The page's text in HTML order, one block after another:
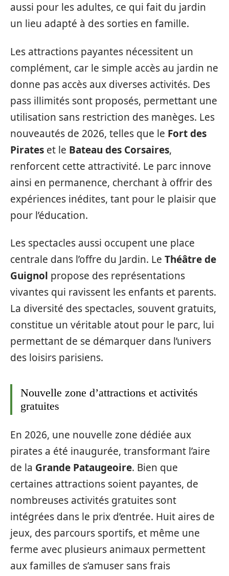
aussi pour les adultes, ce qui fait du jardin
un lieu adapté à des sorties en famille.
Les attractions payantes nécessitent un
complément, car le simple accès au jardin ne
donne pas accès aux diverses activités. Des
pass illimités sont proposés, permettant une
utilisation sans restriction des manèges. Les
nouveautés de 2026, telles que le Fort des
Pirates et le Bateau des Corsaires,
renforcent cette attractivité. Le parc innove
ainsi en permanence, cherchant à offrir des
expériences inédites, tant pour le plaisir que
pour l’éducation.
Les spectacles aussi occupent une place
centrale dans l’offre du Jardin. Le Théâtre de
Guignol propose des représentations
vivantes qui ravissent les enfants et parents.
La diversité des spectacles, souvent gratuits,
constitue un véritable atout pour le parc, lui
permettant de se démarquer dans l’univers
des loisirs parisiens.
Nouvelle zone d’attractions et activités
gratuites
En 2026, une nouvelle zone dédiée aux
pirates a été inaugurée, transformant l’aire
de la Grande Pataugeoire. Bien que
certaines attractions soient payantes, de
nombreuses activités gratuites sont
intégrées dans le prix d’entrée. Huit aires de
jeux, des parcours sportifs, et même une
ferme avec plusieurs animaux permettent
aux familles de s’amuser sans frais